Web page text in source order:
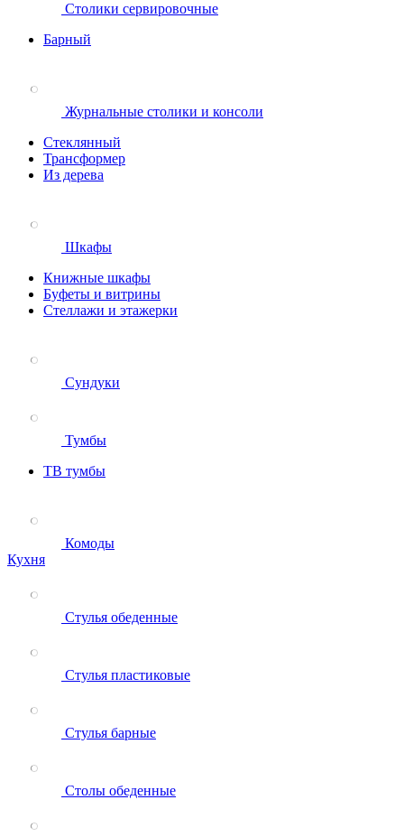
Столики сервировочные
Барный
Журнальные столики и консоли
Стеклянный
Трансформер
Из дерева
Шкафы
Книжные шкафы
Буфеты и витрины
Стеллажи и этажерки
Сундуки
Тумбы
ТВ тумбы
Комоды
Кухня
Стулья обеденные
Стулья пластиковые
Стулья барные
Столы обеденные